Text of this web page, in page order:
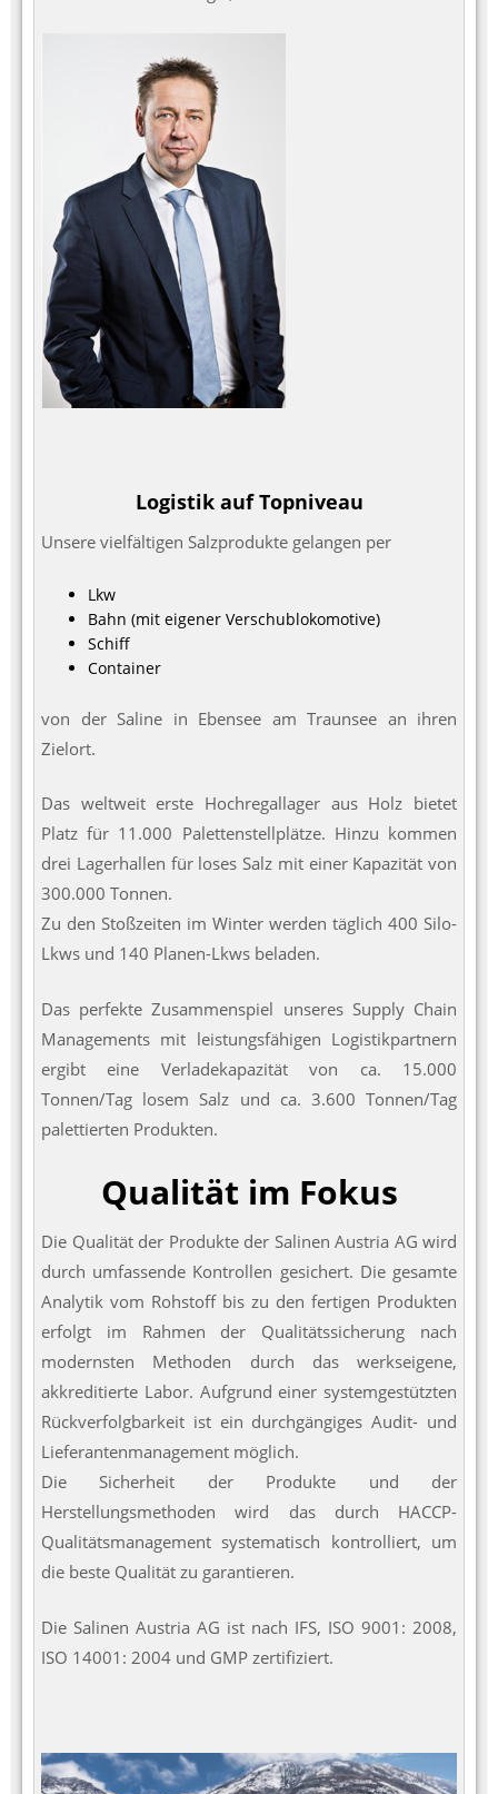
Logistik auf Topniveau
Unsere vielfältigen Salzprodukte gelangen per
Lkw
Bahn (mit eigener Verschublokomotive)
Schiff
Container
von der Saline in Ebensee am Traunsee an ihren
Zielort.
Das weltweit erste Hochregallager aus Holz bietet
Platz für 11.000 Palettenstellplätze. Hinzu kommen
drei Lagerhallen für loses Salz mit einer Kapazität von
300.000 Tonnen.
Zu den Stoßzeiten im Winter werden täglich 400 Silo-
Lkws und 140 Planen-Lkws beladen.
Das perfekte Zusammenspiel unseres Supply Chain
Managements mit leistungsfähigen Logistikpartnern
ergibt eine Verladekapazität von ca. 15.000
Tonnen/Tag losem Salz und ca. 3.600 Tonnen/Tag
palettierten Produkten.
Qualität im Fokus
Die Qualität der Produkte der Salinen Austria AG wird
durch umfassende Kontrollen gesichert. Die gesamte
Analytik vom Rohstoff bis zu den fertigen Produkten
erfolgt im Rahmen der Qualitätssicherung nach
modernsten Methoden durch das werkseigene,
akkreditierte Labor. Aufgrund einer systemgestützten
Rückverfolgbarkeit ist ein durchgängiges Audit- und
Lieferantenmanagement möglich.
Die Sicherheit der Produkte und der
Herstellungsmethoden wird das durch HACCP-
Qualitätsmanagement systematisch kontrolliert, um
die beste Qualität zu garantieren.
Die Salinen Austria AG ist nach IFS, ISO 9001: 2008,
ISO 14001: 2004 und GMP zertifiziert.